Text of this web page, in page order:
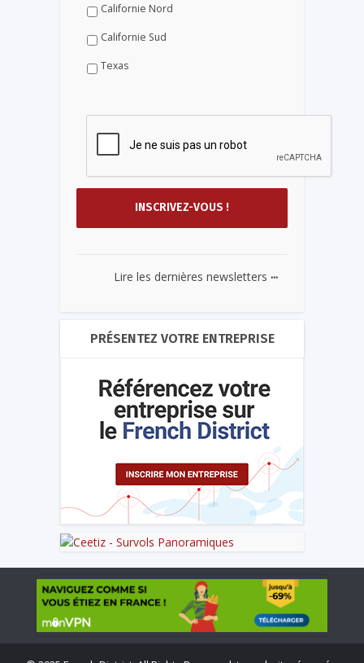
Californie Nord
Californie Sud
Texas
Lire les dernières newsletters ...
PRÉSENTEZ VOTRE ENTREPRISE